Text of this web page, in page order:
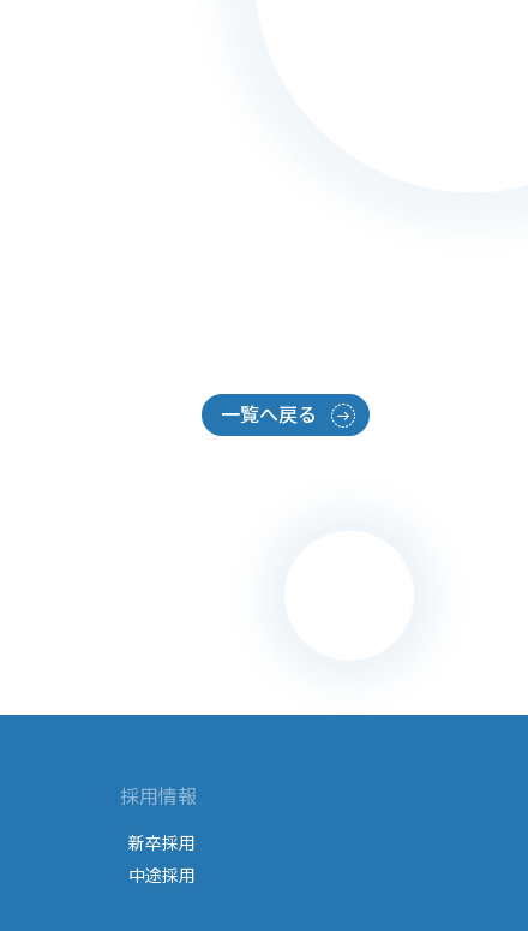
一覧へ戻る
採用情報
新卒採用
中途採用